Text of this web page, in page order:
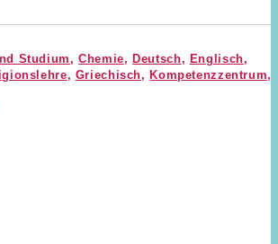
Studium ,Chemie, Deutsch, Englisch,
, Griechisch, Kompetenzzentrum,